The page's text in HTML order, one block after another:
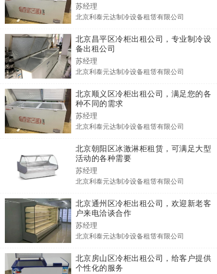
苏经理
北京利泰元达制冷设备租赁有限公司
北京昌平区冷柜出租公司，专业制冷设
备出租公司
苏经理
北京利泰元达制冷设备租赁有限公司
北京顺义区冷柜出租公司，满足您的各
种不同的需求
苏经理
北京利泰元达制冷设备租赁有限公司
北京朝阳区冰激淋柜租赁，可满足大型
活动的各种需要
苏经理
北京利泰元达制冷设备租赁有限公司
北京通州区冷柜出租公司，欢迎新老客
户来电洽谈合作
苏经理
北京利泰元达制冷设备租赁有限公司
北京房山区冷柜出租公司，给客户提供
个性化的服务